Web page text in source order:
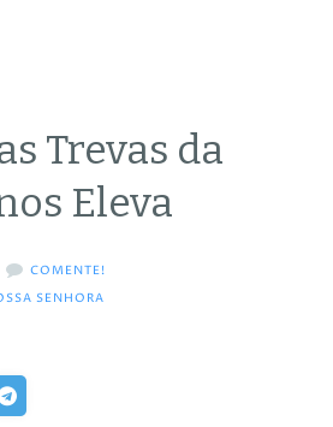
Trevas da
Eleva
COMENTE!
SENHORA